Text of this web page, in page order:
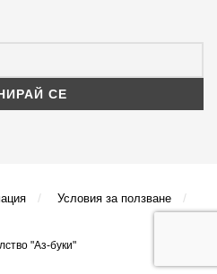
Условия за ползване
"Аз-буки"